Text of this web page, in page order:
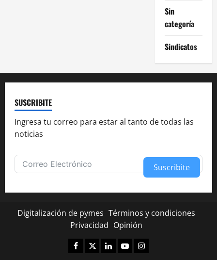
Sin
categoría
Sindicatos
SUSCRIBITE
Ingresa tu correo para estar al tanto de todas las
noticias
Suscribite
Digitalización de pymes Términos y condiciones
Privacidad Opinión
Facebook
TwitterLinkedinYoutubeInstagram
¿Te fue útil esta nota?